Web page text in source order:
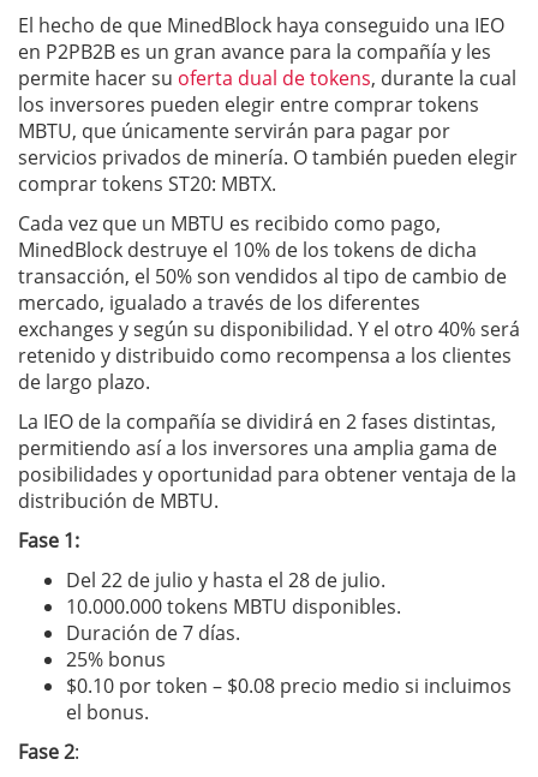
El hecho de que MinedBlock haya conseguido una IEO
en P2PB2B es un gran avance para la compañía y les
permite hacer su oferta dual de tokens, durante la cual
los inversores pueden elegir entre comprar tokens
MBTU, que únicamente servirán para pagar por
servicios privados de minería. O también pueden elegir
comprar tokens ST20: MBTX.
Cada vez que un MBTU es recibido como pago,
MinedBlock destruye el 10% de los tokens de dicha
transacción, el 50% son vendidos al tipo de cambio de
mercado, igualado a través de los diferentes
exchanges y según su disponibilidad. Y el otro 40% será
retenido y distribuido como recompensa a los clientes
de largo plazo.
La IEO de la compañía se dividirá en 2 fases distintas,
permitiendo así a los inversores una amplia gama de
posibilidades y oportunidad para obtener ventaja de la
distribución de MBTU.
Fase 1:
Del 22 de julio y hasta el 28 de julio.
10.000.000 tokens MBTU disponibles.
Duración de 7 días.
25% bonus
$0.10 por token – $0.08 precio medio si incluimos
el bonus.
Fase 2: